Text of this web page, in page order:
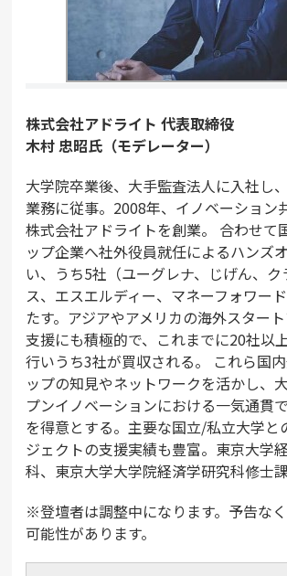
株式会社アドライト 代表取締役
木村 忠昭氏（モデレーター）
大学院卒業後、大手監査法人に入社し
業務に従事。2008年、イノベーション
株式会社アドライトを創業。 合わせて
ップ企業へ社外役員就任によるハンズ
い、うち5社（ユーグレナ、じげん、ク
ス、エスエルディー、マネーフォワー
たす。アジアやアメリカの海外スター
支援にも積極的で、これまでに20社以
行いうち3社が買収される。 これら国
ップの知見やネットワークを活かし、
プンイノベーションにおける一気通貫
を得意とする。主要な国立/私立大学と
ジェクトの支援実績も豊富。東京大学
科、東京大学大学院経済学研究科修士課
※登壇者は調整中になります。予告な
可能性があります。